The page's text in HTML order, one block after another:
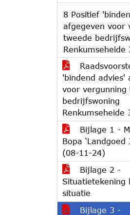
8 Positief
afgegeven voor
tweede
Renkumseheide
'bindend advies'
voor vergunning
bedrijfswoning
Renkumseheide
Bijlage 1 -
Bopa ‘Landgoed
(08-11-24)
Bijlage 2 -
Situatietekening
situatie
Bijlage 3 -